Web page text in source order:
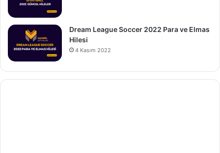
Dream League Soccer 2022 Para ve Elmas
Hilesi
4 Kasım 2022